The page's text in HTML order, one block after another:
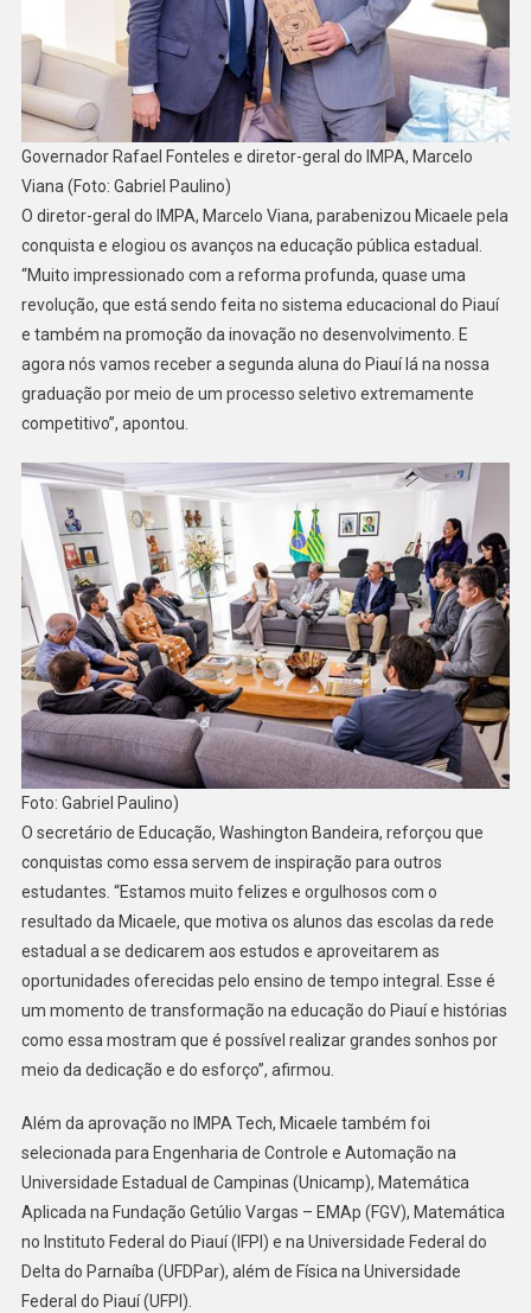
Governador Rafael Fonteles e diretor-geral do IMPA, Marcelo
Viana (Foto: Gabriel Paulino)
O diretor-geral do IMPA, Marcelo Viana, parabenizou Micaele pela
conquista e elogiou os avanços na educação pública estadual.
“Muito impressionado com a reforma profunda, quase uma
revolução, que está sendo feita no sistema educacional do Piauí
e também na promoção da inovação no desenvolvimento. E
agora nós vamos receber a segunda aluna do Piauí lá na nossa
graduação por meio de um processo seletivo extremamente
competitivo”, apontou.
Foto: Gabriel Paulino)
O secretário de Educação, Washington Bandeira, reforçou que
conquistas como essa servem de inspiração para outros
estudantes. “Estamos muito felizes e orgulhosos com o
resultado da Micaele, que motiva os alunos das escolas da rede
estadual a se dedicarem aos estudos e aproveitarem as
oportunidades oferecidas pelo ensino de tempo integral. Esse é
um momento de transformação na educação do Piauí e histórias
como essa mostram que é possível realizar grandes sonhos por
meio da dedicação e do esforço”, afirmou.
Além da aprovação no IMPA Tech, Micaele também foi
selecionada para Engenharia de Controle e Automação na
Universidade Estadual de Campinas (Unicamp), Matemática
Aplicada na Fundação Getúlio Vargas – EMAp (FGV), Matemática
no Instituto Federal do Piauí (IFPI) e na Universidade Federal do
Delta do Parnaíba (UFDPar), além de Física na Universidade
Federal do Piauí (UFPI).